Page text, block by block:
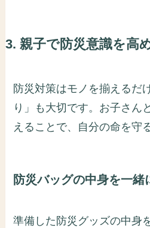
3. 親子で防災意識を高
防災対策はモノを揃えるだ
り」も大切です。お子さん
えることで、自分の命を守
防災バッグの中身を一緒
準備した防災グッズの中身